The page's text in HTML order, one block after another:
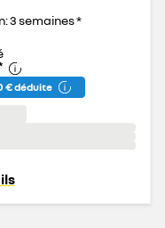
3 semaines *
€ déduite